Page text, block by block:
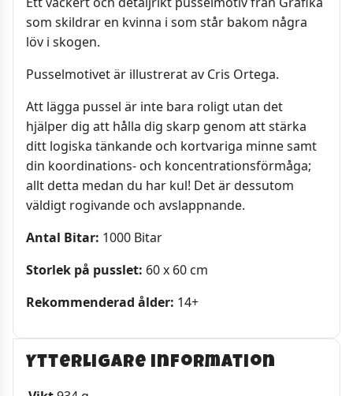
som skildrar en kvinna i som står bakom några
löv i skogen.
Pusselmotivet är illustrerat av Cris Ortega.
Att lägga pussel är inte bara roligt utan det
hjälper dig att hålla dig skarp genom att stärka
ditt logiska tänkande och kortvariga minne samt
din koordinations- och koncentrationsförmåga;
allt detta medan du har kul! Det är dessutom
väldigt rogivande och avslappnande.
Antal Bitar: 1000 Bitar
Storlek på pusslet: 60 x 60 cm
Rekommenderad ålder: 14+
Ytterligare information